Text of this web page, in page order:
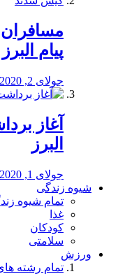
پیام
جولای 2, 2020
آغاز
البرز
جولای 1, 2020
شیوه زندگی
تمام شیوه
غذا
کودکان
سلامتی
ورزش
تمام رشته